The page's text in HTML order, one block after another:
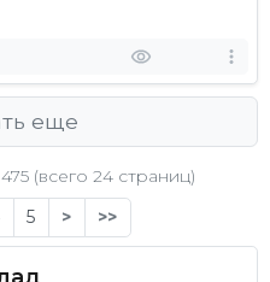
еще
(всего 24 страниц)
5 > >>